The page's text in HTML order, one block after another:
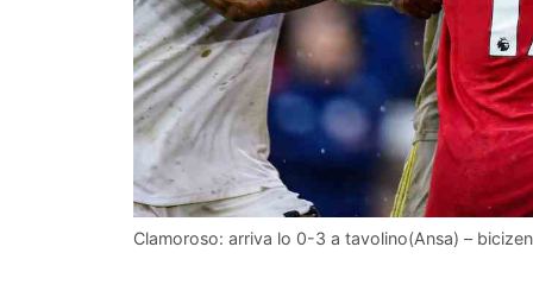
Clamoroso: arriva lo 0-3 a tavolino(Ansa) –